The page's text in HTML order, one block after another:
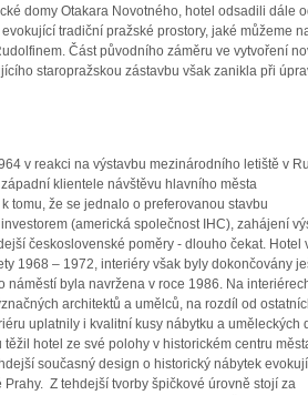
domy Otakara Novotného, hotel odsadili dále
tradiční pražské prostory, jaké můžeme
Část původního záměru ve vytvoření
staropražskou zástavbu však zanikla při
v reakci na výstavbu mezinárodního letiště v
klientele návštěvu hlavního města
tomu, že se jednalo o preferovanou stavbu
(americká společnost IHC), zahájení
československé poměry - dlouho čekat. Hotel
1968 – 1972, interiéry však byly dokončovány
náměstí byla navržena v roce 1986. Na
architektů a umělců, na rozdíl od
uplatnily i kvalitní kusy nábytku a uměleckých
těžil hotel ze své polohy v historickém centru
současný design o historický nábytek
Prahy. Z tehdejší tvorby špičkové úrovně stojí za